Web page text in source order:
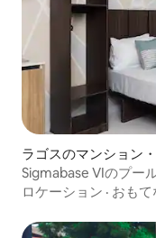
ラゴスのマンション
Sigmabase VIのプー
ロケーション · おもて